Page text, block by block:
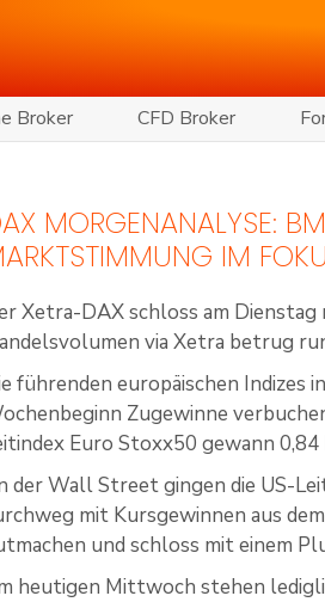
Broker CFD Broker
MORGENANALYSE:
IM
Xetra-DAX schloss am
via Xetra betrug
führenden europäischen Indizes
Zugewinne
Euro Stoxx50 gewann
der Wall Street gingen die US-
mit Kursgewinnen aus
und schloss mit einem
heutigen Mittwoch stehen